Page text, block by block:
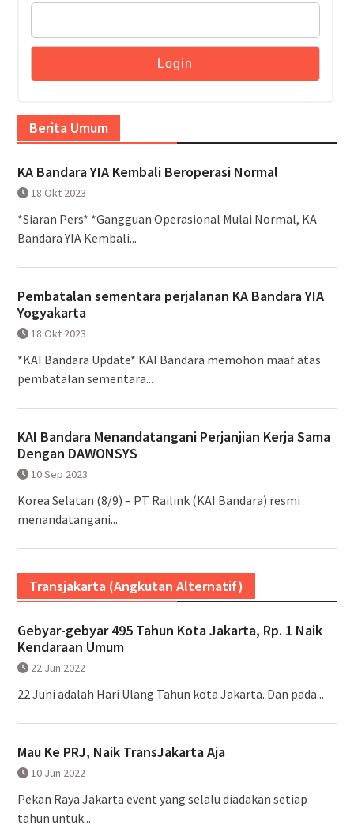
Berita Umum
KA Bandara YIA Kembali Beroperasi Normal
18 Okt 2023
*Siaran Pers* *Gangguan Operasional Mulai Normal, KA
Bandara YIA Kembali...
Pembatalan sementara perjalanan KA Bandara YIA
Yogyakarta
18 Okt 2023
*KAI Bandara Update* KAI Bandara memohon maaf atas
pembatalan sementara...
KAI Bandara Menandatangani Perjanjian Kerja Sama
Dengan DAWONSYS
10 Sep 2023
Korea Selatan (8/9) – PT Railink (KAI Bandara) resmi
menandatangani...
Transjakarta (Angkutan Alternatif)
Gebyar-gebyar 495 Tahun Kota Jakarta, Rp. 1 Naik
Kendaraan Umum
22 Jun 2022
22 Juni adalah Hari Ulang Tahun kota Jakarta. Dan pada...
Mau Ke PRJ, Naik TransJakarta Aja
10 Jun 2022
Pekan Raya Jakarta event yang selalu diadakan setiap
tahun untuk...